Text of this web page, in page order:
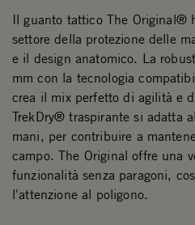
Il guanto tattico The Original®
settore della protezione delle
e il design anatomico. La
mm con la tecnologia
crea il mix perfetto di agilità e
TrekDry® traspirante si adatta
mani, per contribuire a
campo. The Original offre una
funzionalità senza paragoni,
l'attenzione al poligono.